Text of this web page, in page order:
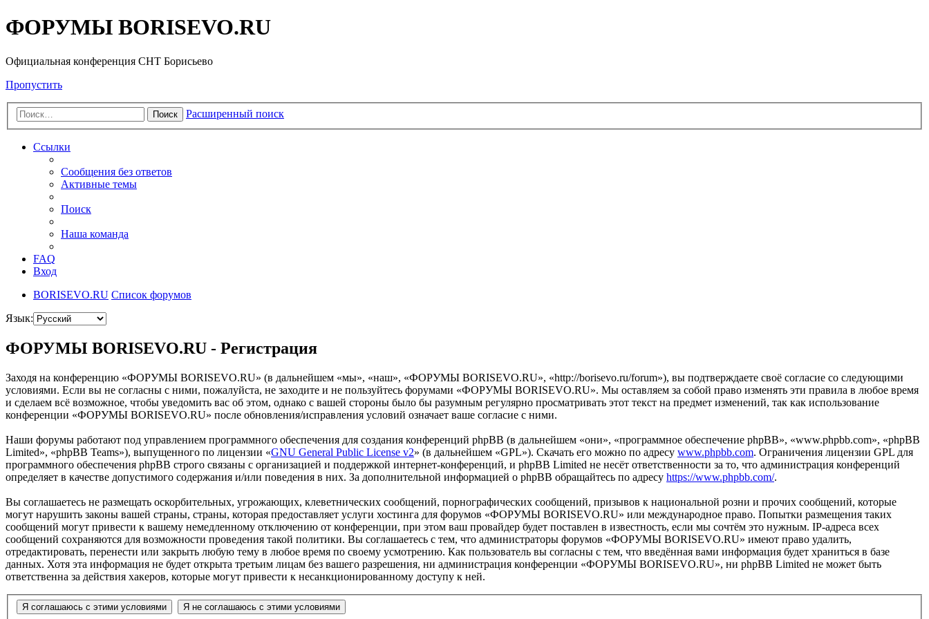
ФОРУМЫ BORISEVO.RU
Официальная конференция СНТ Борисьево
Пропустить
Поиск Расширенный поиск
Ссылки
Сообщения без ответов
Активные темы
Поиск
Наша команда
FAQ
Вход
BORISEVO.RU Список форумов
Язык:
ФОРУМЫ BORISEVO.RU - Регистрация
Заходя на конференцию «ФОРУМЫ BORISEVO.RU» (в дальнейшем «мы», «наш», «ФОРУМЫ BORISEVO.RU», «http://borisevo.ru/forum»), вы подтверждаете своё согласие со следующими
условиями. Если вы не согласны с ними, пожалуйста, не заходите и не пользуйтесь форумами «ФОРУМЫ BORISEVO.RU». Мы оставляем за собой право изменять эти правила в любое время
и сделаем всё возможное, чтобы уведомить вас об этом, однако с вашей стороны было бы разумным регулярно просматривать этот текст на предмет изменений, так как использование
конференции «ФОРУМЫ BORISEVO.RU» после обновления/исправления условий означает ваше согласие с ними.
Наши форумы работают под управлением программного обеспечения для создания конференций phpBB (в дальнейшем «они», «программное обеспечение phpBB», «www.phpbb.com», «phpBB
Limited», «phpBB Teams»), выпущенного по лицензии «GNU General Public License v2» (в дальнейшем «GPL»). Скачать его можно по адресу www.phpbb.com. Ограничения лицензии GPL для
программного обеспечения phpBB строго связаны с организацией и поддержкой интернет-конференций, и phpBB Limited не несёт ответственности за то, что администрация конференций
определяет в качестве допустимого содержания и/или поведения в них. За дополнительной информацией о phpBB обращайтесь по адресу https://www.phpbb.com/.
Вы соглашаетесь не размещать оскорбительных, угрожающих, клеветнических сообщений, порнографических сообщений, призывов к национальной розни и прочих сообщений, которые
могут нарушить законы вашей страны, страны, которая предоставляет услуги хостинга для форумов «ФОРУМЫ BORISEVO.RU» или международное право. Попытки размещения таких
сообщений могут привести к вашему немедленному отключению от конференции, при этом ваш провайдер будет поставлен в известность, если мы сочтём это нужным. IP-адреса всех
сообщений сохраняются для возможности проведения такой политики. Вы соглашаетесь с тем, что администраторы форумов «ФОРУМЫ BORISEVO.RU» имеют право удалить,
отредактировать, перенести или закрыть любую тему в любое время по своему усмотрению. Как пользователь вы согласны с тем, что введённая вами информация будет храниться в базе
данных. Хотя эта информация не будет открыта третьим лицам без вашего разрешения, ни администрация конференции «ФОРУМЫ BORISEVO.RU», ни phpBB Limited не может быть
ответственна за действия хакеров, которые могут привести к несанкционированному доступу к ней.